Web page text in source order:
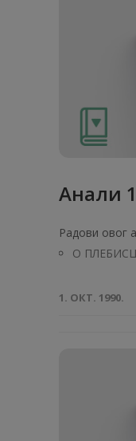
Анaли
Радови овог
О
1. ОКТ. 1990.